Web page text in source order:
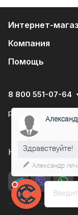
Интернет-
Компания
Помощь
8 800 551-07-64
НижнийЗдравствуйте!
Александр